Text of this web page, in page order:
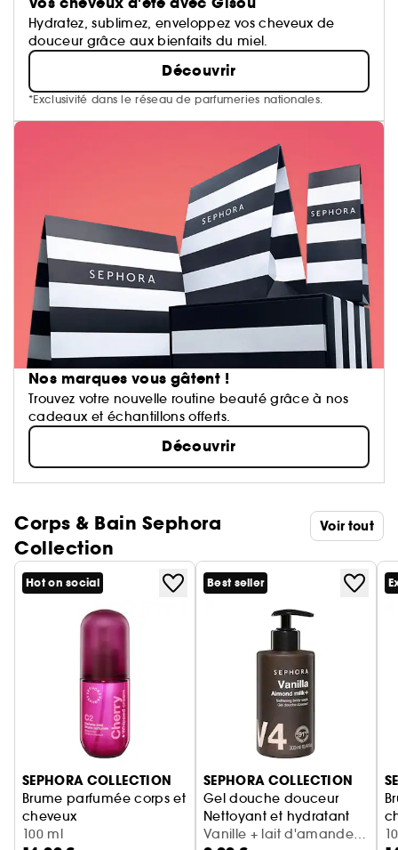
Hydratez, sublimez, enveloppez vos cheveux de
douceur grâce aux bienfaits du miel.
Découvrir
*Exclusivité dans le réseau de parfumeries nationales.
Nos marques vous gâtent !
Trouvez votre nouvelle routine beauté grâce à nos
cadeaux et échantillons offerts.
Découvrir
Corps & Bain Sephora
Collection
Voir tout
Ignorer le carrousel produits
Hot on social
SEPHORA COLLECTION
Brume parfumée corps et
cheveux
Cerise + crème fouettée
100 ml
Best seller
SEPHORA COLLECTION
Gel douche douceur
Nettoyant et hydratant
Vanille + lait d'amande